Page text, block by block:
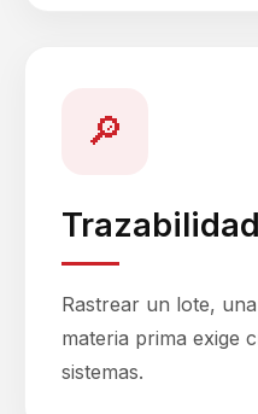
🔎
Rastrear un lote,
materia prima exige
sistemas.